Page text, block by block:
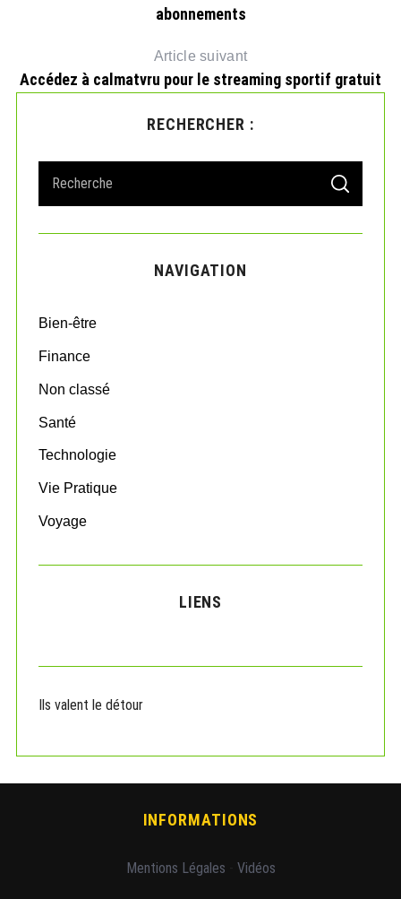
abonnements
Article suivant
Accédez à calmatvru pour le streaming sportif gratuit
RECHERCHER :
a
r
o
:
S
A
C
NAVIGATION
Bien-être
Finance
Non classé
Santé
Technologie
Vie Pratique
Voyage
LIENS
Ils valent le détour
INFORMATIONS
Mentions Légales Vidéos